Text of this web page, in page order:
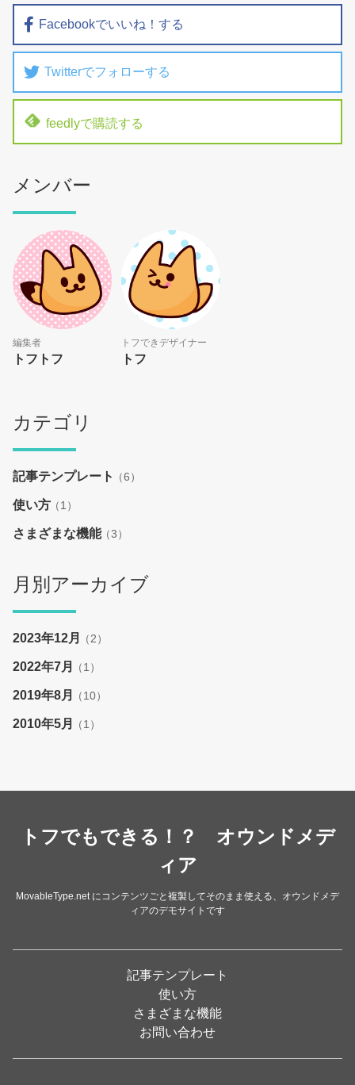
Facebookでいいね！する
Twitterでフォローする
feedlyで購読する
メンバー
編集者
トフトフ
トフできデザイナー
トフ
カテゴリ
記事テンプレート （6）
使い方（1）
さまざまな機能（3）
月別アーカイブ
2023年12月 （2）
2022年7月 （1）
2019年8月 （10）
2010年5月 （1）
トフでもできる！？ オウンドメデ
ィア
MovableType.net にコンテンツごと複製してそのまま使える、オウンドメデ
ィアのデモサイトです
記事テンプレート
使い方
さまざまな機能
お問い合わせ